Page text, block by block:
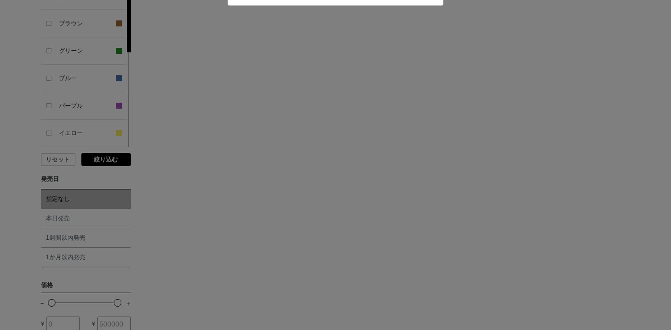
ASAUCE MELER
ブラウン
グリーン
ブルー
パープル
イエロー
ピンク
レッド
オレンジ
シルバー
リセット 絞り込む
発売日
指定なし
本日発売
1週間以内発売
1か月以内発売
価格
¥ ¥